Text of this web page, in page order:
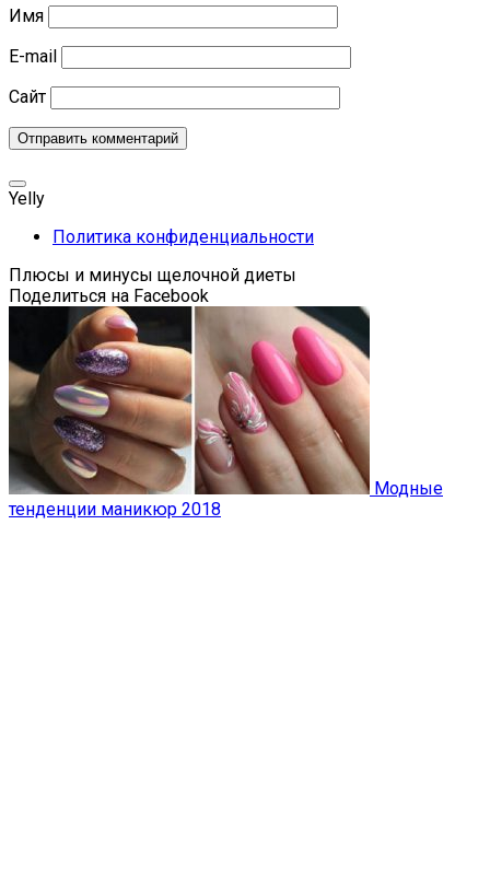
Имя
E-mail
Сайт
Yelly
Политика конфиденциальности
Плюсы и минусы щелочной диеты
Поделиться на Facebook
Модные
тенденции маникюр 2018